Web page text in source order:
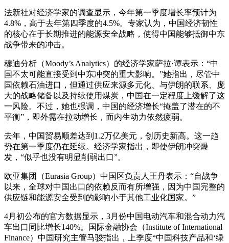
法新社对经济学家的调查显示，今年第一季度增长率预计为
4.8%，高于去年第四季度的4.5%。专家认为，中国经济韧性
的核心在于长期推进的能源安全战略，使得中国能够抵御中东
战争带来的冲击。
穆迪分析（Moody’s Analytics）的经济学家萨拉·谭表示：“中
国不太可能直接受到中东冲突的重大影响。”她指出，尽管中
国依赖石油进口，但通过供应来源多元化、与伊朗的联系、庞
大的战略储备以及持续使用煤炭，中国在一定程度上缓解了这
一风险。不过，她也强调，中国的经济增长“掩盖了潜在的不
平衡”，即外需在拉动增长，而内生动力依然疲弱。
去年，中国贸易顺差达到1.2万亿美元，创历史新高。这一趋
势在第一季度仍在延续。经济学家指出，即使伊朗冲突爆
发，“似乎也没有明显削弱出口”。
欧亚集团（Eurasia Group）中国区负责人王丹表示：“自战争
以来，全球对中国出口的依赖反而有所增强，因为中国完整的
供应链和能源安全受到的影响小于其他工业化国家。”
4月初公布的官方数据显示，3月份中国电动汽车和混合动力汽
车出口同比增长140%。国际金融协会（Institute of International
Finance）中国研究主管马骏指出，上季度“中国科技产品和‘绿